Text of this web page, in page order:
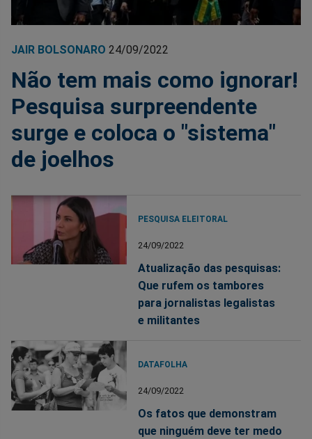
JAIR BOLSONARO 24/09/2022
Não tem mais como ignorar!
Pesquisa surpreendente
surge e coloca o "sistema"
de joelhos
PESQUISA ELEITORAL
24/09/2022
Atualização das pesquisas:
Que rufem os tambores
para jornalistas legalistas
e militantes
DATAFOLHA
24/09/2022
Os fatos que demonstram
que ninguém deve ter medo